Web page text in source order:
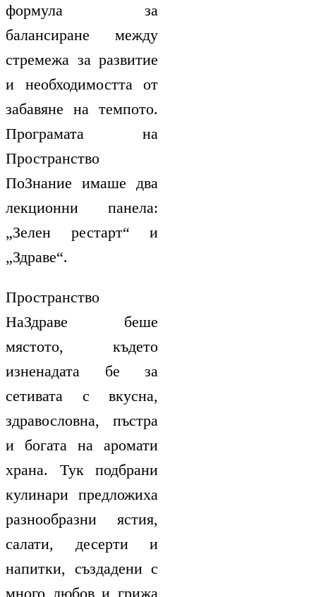
формула за
балансиране между
стремежа за развитие
и необходимостта от
забавяне на темпото.
Програмата на
Пространство
ПоЗнание имаше два
лекционни панела:
„Зелен рестарт“ и
„Здраве“.
Пространство
НаЗдраве беше
мястото, където
изненадата бе за
сетивата с вкусна,
здравословна, пъстра
и богата на аромати
храна. Тук подбрани
кулинари предложиха
разнообразни ястия,
салати, десерти и
напитки, създадени с
много любов и грижа